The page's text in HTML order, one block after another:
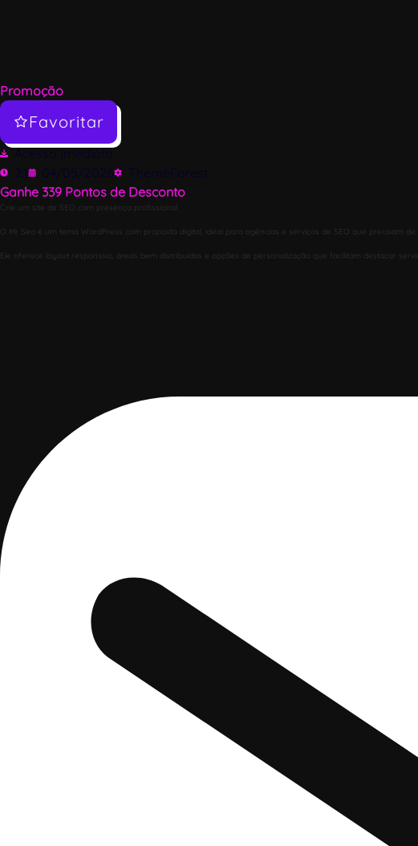
Promoção
Favoritar
Acesso Imediato
2.1
04/05/2026
ThemeForest
Ganhe 339 Pontos de Desconto
Crie um site de SEO com presença profissional
O Mr Seo é um tema WordPress com proposta digital, ideal para agências e serviços de SEO que precisam
Ele oferece layout responsivo, áreas bem distribuídas e opções de personalização que facilitam destacar